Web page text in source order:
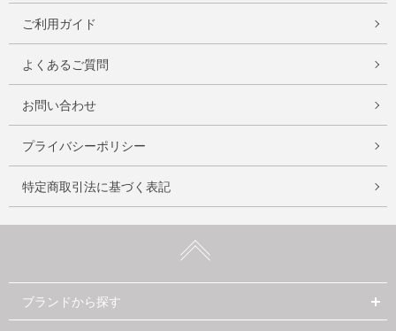
ご利用ガイド
よくあるご質問
お問い合わせ
プライバシーポリシー
特定商取引法に基づく表記
ブランドから探す